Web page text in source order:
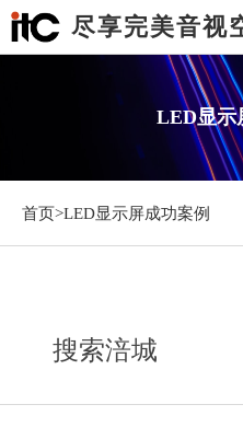
尽享完美音视
LED显示
首页>LED显示屏成功案例
搜索涪城